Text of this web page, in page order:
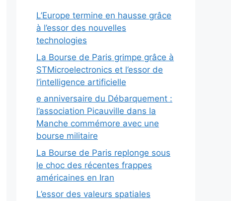
L’Europe termine en hausse grâce
à l’essor des nouvelles
technologies
La Bourse de Paris grimpe grâce à
STMicroelectronics et l’essor de
l’intelligence artificielle
e anniversaire du Débarquement :
l’association Picauville dans la
Manche commémore avec une
bourse militaire
La Bourse de Paris replonge sous
le choc des récentes frappes
américaines en Iran
L’essor des valeurs spatiales